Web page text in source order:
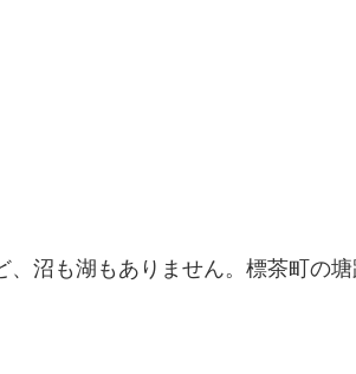
、沼も湖もありません。標茶町の